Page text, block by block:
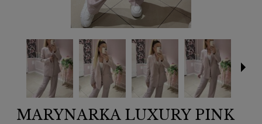
MARYNARKA LUXURY PINK